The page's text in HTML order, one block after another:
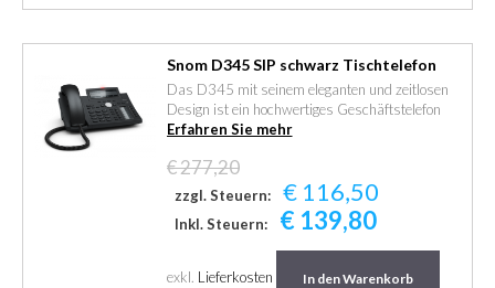
Snom D345 SIP schwarz Tischtelefon
Das D345 mit seinem eleganten und zeitlosen
Design ist ein hochwertiges Geschäftstelefon
Erfahren Sie mehr
€ 277,20
zzgl. Steuern: € 116,50
Inkl. Steuern: € 139,80
exkl. Lieferkosten In den Warenkorb